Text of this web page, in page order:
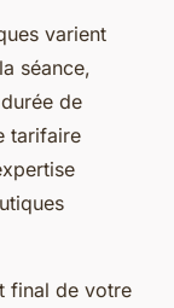
varient
la séance,
de
tarifaire
final de votre